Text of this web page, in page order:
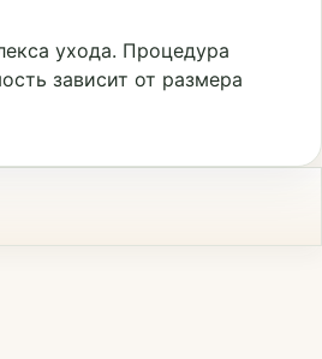
ухода. Процедура
зависит от размера